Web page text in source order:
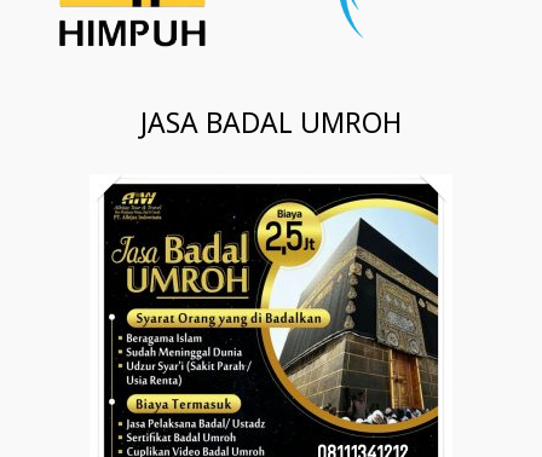
JASA BADAL UMROH